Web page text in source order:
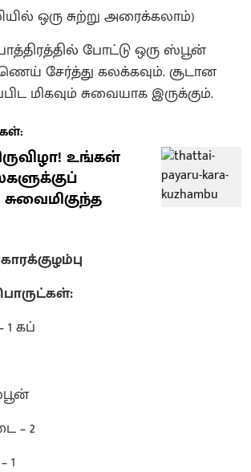
ஒரு சுற்று அரைக்கலாம்)
போட்டு ஒரு ஸ்பூன்
சேர்த்து கலக்கவும். சூடான
மிகவும் சுவையாக இருக்கும்.
உங்கள்
கப்
– 2
1